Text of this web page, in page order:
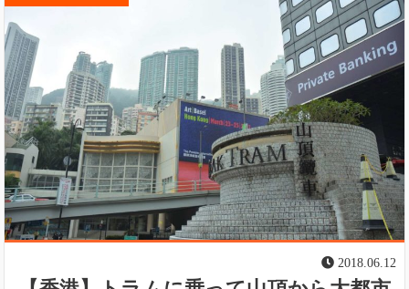
2018.06.12